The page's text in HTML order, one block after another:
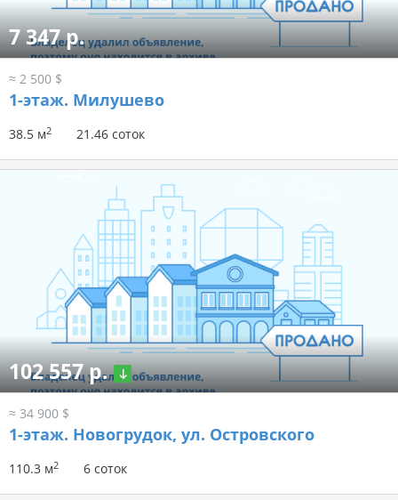
7 347 р.
≈ 2 500 $
1-этаж. Милушево
38.5 м2 21.46 соток
102 557 р.
≈ 34 900 $
1-этаж. Новогрудок, ул. Островского
110.3 м2 6 соток